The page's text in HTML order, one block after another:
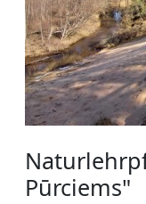
Pūrciems"